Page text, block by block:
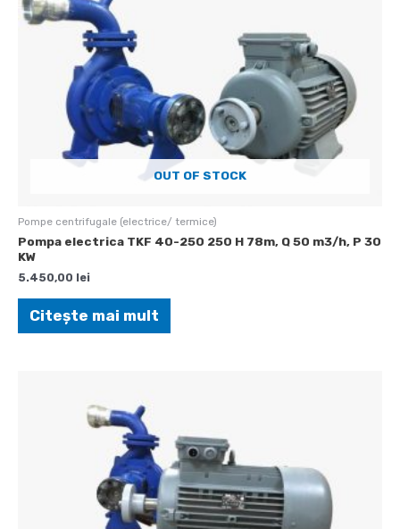
OUT OF STOCK
Pompe centrifugale (electrice/ termice)
Pompa electrica TKF 40-250 250 H 78m, Q 50 m3/h, P 30
KW
5.450,00 lei
Citește mai mult